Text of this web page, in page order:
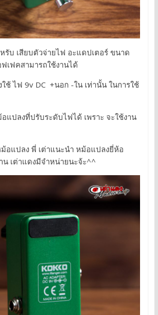
รับ เสียบตัวจ่ายไฟ อะแดปเตอร์ ขนาด
ฟเฟคสามารถใช้งานได้
ไฟ 9v DC +นอก -ใน เท่านั้น ในการใช้
แปลงที่ปรับระดับไฟได้ เพราะ จะใช้งาน
อแปลง พี่ เต่าแนะนำ หม้อแปลงยี่ห้อ
น เต่าแดงมีจำหน่ายนะจ้ะ^^